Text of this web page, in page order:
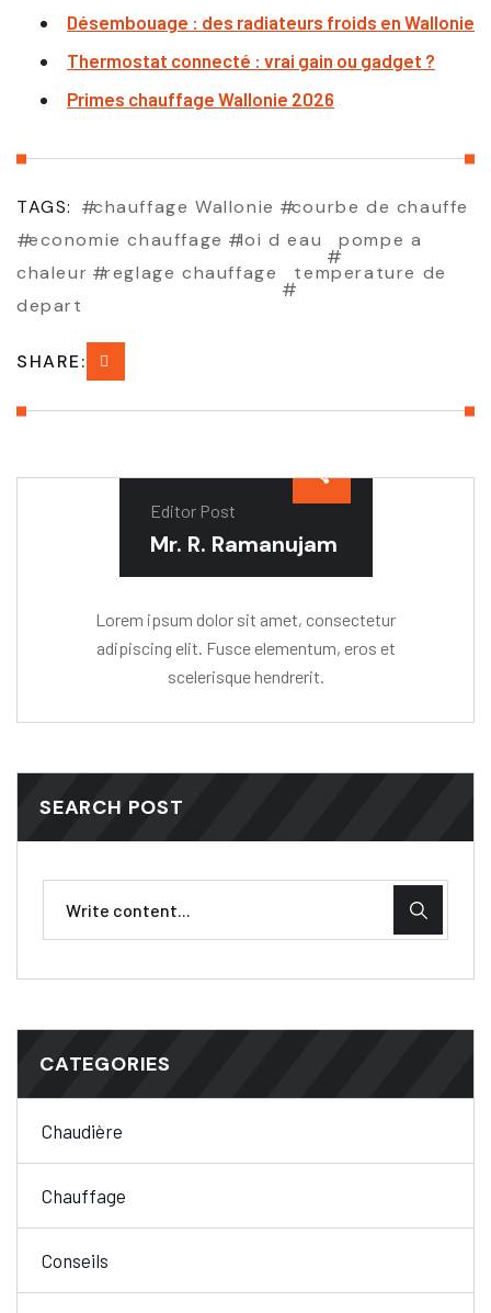
Désembouage : des radiateurs froids en Wallonie
Thermostat connecté : vrai gain ou gadget ?
Primes chauffage Wallonie 2026
TAGS: chauffage Wallonie
courbe de chauffe
economie chauffage
loi d eau
pompe a
chaleur
reglage chauffage
temperature de
depart
SHARE:
Editor Post
Mr. R. Ramanujam
Lorem ipsum dolor sit amet, consectetur
adipiscing elit. Fusce elementum, eros et
scelerisque hendrerit.
SEARCH POST
CATEGORIES
Chaudière
Chauffage
Conseils